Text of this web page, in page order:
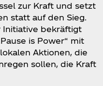
zur Kraft und setzt
statt auf den Sieg.
Initiative bekräftigt
is Power“ mit
Aktionen, die
sollen, die Kraft